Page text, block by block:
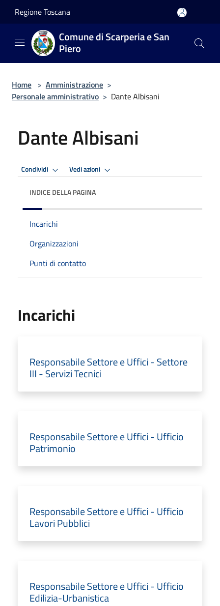
Regione Toscana
Comune di Scarperia e San
Piero
Home > Amministrazione >
Personale amministrativo > Dante Albisani
Dante Albisani
Condividi Vedi azioni
INDICE DELLA PAGINA
Incarichi
Organizzazioni
Punti di contatto
Incarichi
Responsabile Settore e Uffici - Settore
III - Servizi Tecnici
Responsabile Settore e Uffici - Ufficio
Patrimonio
Responsabile Settore e Uffici - Ufficio
Lavori Pubblici
Responsabile Settore e Uffici - Ufficio
Edilizia-Urbanistica